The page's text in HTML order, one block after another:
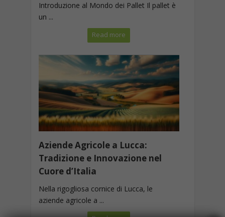
Introduzione al Mondo dei Pallet Il pallet è
un ...
Read more
Aziende Agricole a Lucca:
Tradizione e Innovazione nel
Cuore d’Italia
Nella rigogliosa cornice di Lucca, le
aziende agricole a ...